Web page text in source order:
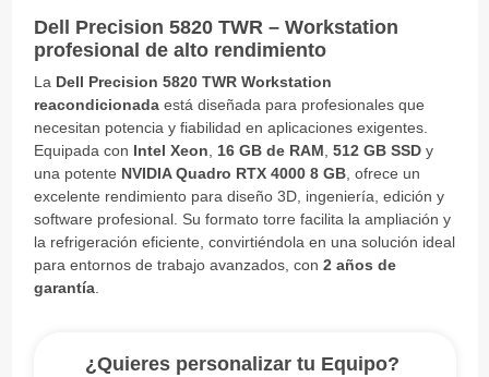
Dell Precision 5820 TWR – Workstation
profesional de alto rendimiento
La Dell Precision 5820 TWR Workstation
reacondicionadaestá diseñada para profesionales que
necesitan potencia y fiabilidad en aplicaciones exigentes.
Equipada con Intel Xeon, 16 GB de RAM, 512 GB SSDy
una potente NVIDIA Quadro RTX 4000 8 GB, ofrece un
excelente rendimiento para diseño 3D, ingeniería, edición y
software profesional. Su formato torre facilita la ampliación y
la refrigeración eficiente, convirtiéndola en una solución ideal
para entornos de trabajo avanzados, con 2 años de
garantía.
¿Quieres personalizar tu Equipo?